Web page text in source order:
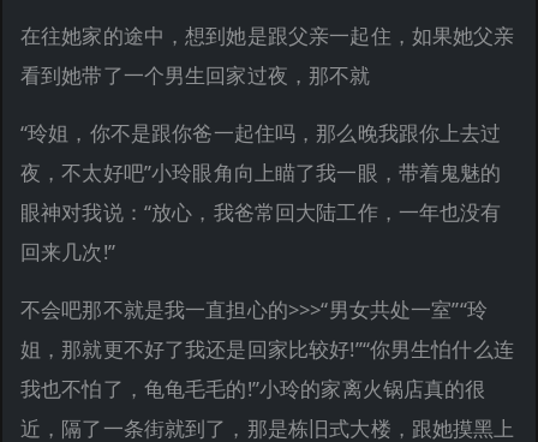
在往她家的途中，想到她是跟父亲一起住，如果她父亲
看到她带了一个男生回家过夜，那不就
“玲姐，你不是跟你爸一起住吗，那么晚我跟你上去过
夜，不太好吧”小玲眼角向上瞄了我一眼，带着鬼魅的
眼神对我说：“放心，我爸常回大陆工作，一年也没有
回来几次!”
不会吧那不就是我一直担心的>>>“男女共处一室”“玲
姐，那就更不好了我还是回家比较好!”“你男生怕什么连
我也不怕了，龟龟毛毛的!”小玲的家离火锅店真的很
近，隔了一条街就到了，那是栋旧式大楼，跟她摸黑上